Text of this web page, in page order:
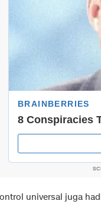
universal juga